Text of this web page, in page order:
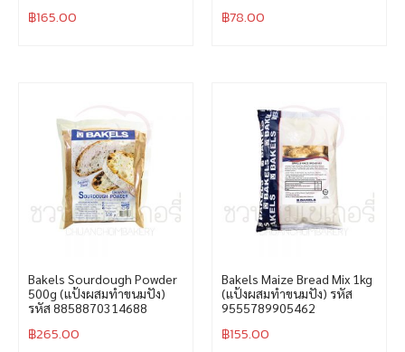
฿165.00 ฿78.00
Bakels Sourdough Powder
500g (แป้งผสมทำขนมปัง)
รหัส 8858870314688
฿265.00
Bakels Maize Bread Mix 1kg
(แป้งผสมทำขนมปัง) รหัส
9555789905462
฿155.00